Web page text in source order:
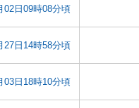
02日09時08分頃
27日14時58分頃
03日18時10分頃